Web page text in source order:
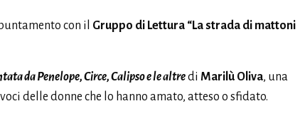
con il Gruppo di Lettura “La strada di mattoni
da Penelope, Circe, Calipso e le altredi Marilù Oliva, una
delle donne che lo hanno amato, atteso o sfidato.